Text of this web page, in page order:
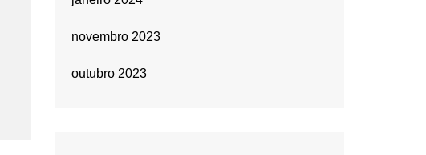
novembro 2023
outubro 2023